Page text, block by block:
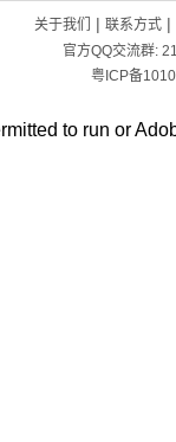
关于我们 | 联系方式|
官方QQ交流群:
粤ICP备
to run or